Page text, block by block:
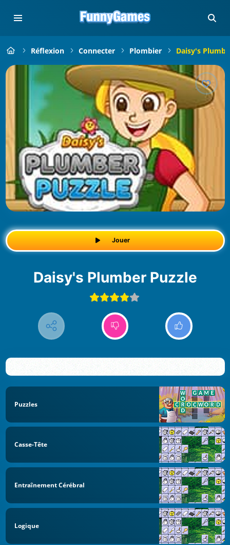
Réflexion Connecter Plombier Daisy's
Jouer
Daisy's Plumber Puzzle
Puzzles
Casse-Tête
Entraînement Cérébral
Logique